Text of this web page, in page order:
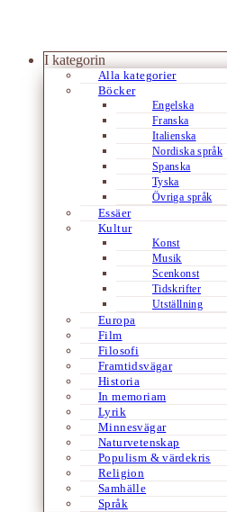
I kategorin
Alla kategorier
Böcker
Engelska
Franska
Italienska
Nordiska språk
Spanska
Tyska
Övriga språk
Essäer
Kultur
Konst
Musik
Scenkonst
Tidskrifter
Utställning
Europa
Film
Filosofi
Framtidsvägar
Historia
In memoriam
Lyrik
Minnesvägar
Naturvetenskap
Populism & värdekris
Religion
Samhälle
Språk